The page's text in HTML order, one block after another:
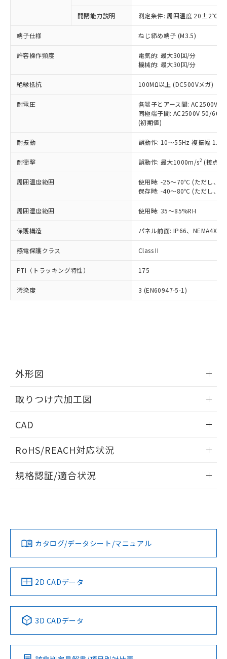
開閉能力説明 測定条件: 周囲温度 20±2℃、
端子仕様 ねじ締め端子 (M3.5)
許容操作頻度
電気的: 最大30回/分
機械的: 最大30回/分
絶縁抵抗 100MΩ以上 (DC500Vメガ)
耐電圧
各端子とアース間: AC2500V
同極端子間: AC2500V 50/
(初期値)
耐振動 誤動作: 10～55Hz 複振幅
耐衝撃 誤動作: 最大1000m/s2 (接点
周囲温度範囲
使用時: -25～70℃ (ただし、氷
保存時: -40～80℃ (ただし、氷
周囲湿度範囲 使用時: 35～85%RH
保護構造 パネル前面: IP66、NEMA4X,
感電保護クラス Class II
PTI（トラッキング特性） 175
汚染度 3 (EN60947-5-1)
外形図
取りつけ穴加工図
CAD
ドすることができます。
ログイン/会員登録
ダウンロードデータをご利用いただく前に、以下を必ずお読
みください。
ソフトウェアの使用条件
RoHS/REACH対応状況
EU RoHS 注意事項・凡例
対応済み
中国 RoHS 注意事項・凡例
Pb Hg Cd Cr(VI)
規格認証/適合状況
LR型式承認
（イギリス
船舶規格）
DNV型式承認
（ノルウェー
BV型式承認
（フランス
KR型式
（韓国
No No No No
この製品の規格認証/適合状況ページへ
その他の認証はこちらのページからご検索ください
カタログ/データシート/マニュアル
2D CADデータ
3D CADデータ
以下の条件をお読みいただき、同意のうえ
本サービスは、当社制御機器事業取扱
商品の当社在庫状況および標準価格
(税抜)を提供させていただくもので
当社制御機器事業取扱商品の中には、
本サービスの対象外となる商品もある
ことをご了承ください。
在庫状況および標準価格照会結果は、
記載している更新日時点での社内デー
タに基づき作成されるものであり、閲
覧された時点での実際の在庫および標
準価格とは異なる場合があることをご
正式な納期状況および標準価格はお客
様のお取引先、またはお客様担当のオ
ムロン制御機器販売店・当社販売員に
オムロン制御機器販売店や当社販売拠
販売ネットワーク
」をご確認
ください。
在庫状況および標準価格結果を当社の
事前の承諾なく第三者に漏洩または開
示しないようお願いします。
マイパーツ機能（部品リスト作成サー
および当社の共同利用者が、当社の製
※当社の共同利用者とは、
の共同利用に関して"
の「1.共同利
対応予定なし：EU RoHS指令（10物質）の
定はありません。
調査・確認中：EU RoHS指令（10物質）の
非含有の対応状況を調査中または確認中の
非該当品：ライセンス料など無形物で、有
害物質有無と関係のない商品です。
仕入先様の事情により、非含有部品として
いたものが、含有品と判明した場合などや
むを得ず変更することがあります。
鉛(Pb) 1000ppm以下、 水銀(Hg) 1000ppm以下、 カド
六価クロム(Cr(Ⅵ)) 1000ppm以下、ポリ臭化ビフェニル
類(PBB) 1000ppm以下、ポリ臭化ジフェニルエーテル類
(PBDE) 1000ppm以下、フタル酸ビス(2-エチルヘキシ
ル) (DEHP)(別名：DOP) 1000ppm以下、フタル酸ブチ
ルベンジル（BBP） 1000ppm以下、フタル酸ジブチル
（DBP） 1000ppm以下、フタル酸ジイソブチル
(DIBP) 1000ppm以下
但し、RoHS指令で産業用監視および制御機器に対する
フタル酸エステル類の４物質については閾値を超える意
図的な使用がないことを確認しています。
※2 対応予定月
部品在庫の切り替え状況などにより、予定
月が前後することがあります。
とができます。
EU RoHS指令（10物質）の非含有証明書
ものではありません。
また、RoHS指令のフタル酸エステル類４
物質の対応では、対応完了までの期間は出
荷製品に未対応品が混在することから備考
欄に対応日を記載しておりました。
※1 中国RoHS○×表
「○」：最大均質材料含有率が中国RoHSの
基準値以下であることを示します。
「×」：最大均質材料含有率が中国RoHSの
基準値を超えていることを示します。
「－」：未確認です。当社販売部門へお問
Cr(Ⅵ)(六価クロム) : 1000ppm、 PBBs(ポリ臭化ビフェ
ニル類) : 1000ppm、 PBDEs(ポリ臭化ジフェニルエーテ
ル類) : 1000ppm、
DBP(フタル酸ジブチル) : 1000ppm、 DIBP(フタル酸ジ
イソブチル) : 1000ppm、 BBP(フタル酸ブチルベンジ
ル) : 1000ppm、
※2 環境保護使用期限
「ｅ」：有害物質（10物質）のすべてが基
準値以下であることを示します。
「10」：通常の使用状況下において有害物
質が外部に漏えいし、環境に深刻な影響を
当社は、これら貴社製品のうち、外国
為替および外国貿易法に定める商品
（以下｢規制貨物等」という）を輸出
または国外への提供する場合は、日本
国政府の輸出許可(または役務取引許
可)を取得するなどの必要な手続きを
当社は規制貨物を破棄する場合は、完
全に破砕するなど、違法に輸出されな
いよう必要な手段を講じます。
当社は貴社製品を、核兵器、ミサイ
ル、化学兵器、生物兵器またはその他
武器並びにこれらの製造装置等に一切
使用いたしません。
当社は、貴社製品を第三者に販売する
場合は、上記1、2および3の内容を当
該第三者に通知します。また当社は、
販売先および販売に係わる関係者が違
法に輸出するおそれがある場合は、取
○ 一定数以上の在庫あり
一定数には満たないが在庫あり
在庫なし(最新の在庫状況につ
いては、お客様のお取引先、ま
たはお客様担当のオムロン制御
機器販売店・当社販売員にご確
認ください)
受注生産機種、また在庫状況の